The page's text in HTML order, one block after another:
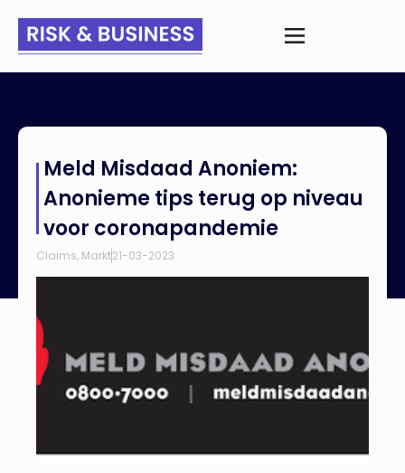
op niveau voor coronapandemie
Meld Misdaad Anoniem:
Anonieme tips terug op niveau
voor coronapandemie
Claims, Markt21-03-2023